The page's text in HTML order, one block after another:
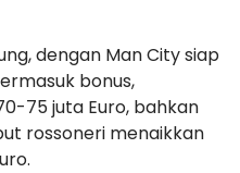
dengan Man City siap
bonus,
75 juta Euro, bahkan
rossoneri menaikkan